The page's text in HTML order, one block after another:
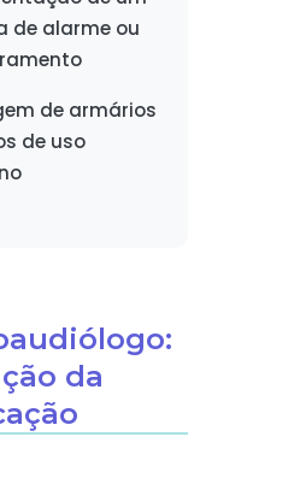
de alarme ou
de armários
de uso
da